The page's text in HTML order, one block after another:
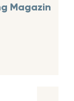
Magazin